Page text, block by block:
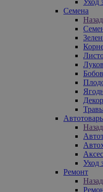
Семена
Назад
Назад
Уход
Ремонт
Назад